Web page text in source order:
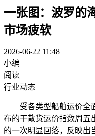
一张图：波罗的
市场疲软
2026-06-22 11:48
小编
阅读
行业动态
受各类型船舶运价全
布的干散货运价指数周五
的一次明显回落，反映出